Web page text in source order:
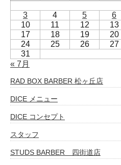
3
4 5 6
10
11 12 13
17
18 19 20
24
25 26 27
31
« 7月
RAD BOX BARBER 松ヶ丘店
DICE メニュー
DICE コンセプト
スタッフ
STUDS BARBER 四街道店